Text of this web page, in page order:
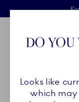
Main Navigation
Breadcrumb
Startseite
PRODUKTE
DO YOU
Looks like
which